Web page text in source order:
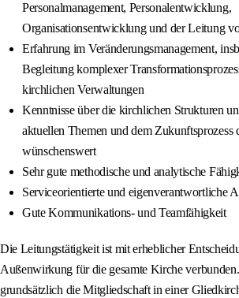
Personalmanagement, Personalentwicklung,
Organisationsentwicklung und der Leitung
Erfahrung im Veränderungsmanagement,
Begleitung komplexer
kirchlichen Verwaltungen
Kenntnisse über die kirchlichen Strukturen
aktuellen Themen und dem Zukunftsprozess
wünschenswert
Sehr gute methodische und analytische
Serviceorientierte und eigenverantwortliche
Gute Kommunikations- und Teamfähigkeit
Die Leitungstätigkeit ist mit erheblicher
Außenwirkung für die gesamte Kirche
grundsätzlich die Mitgliedschaft in einer